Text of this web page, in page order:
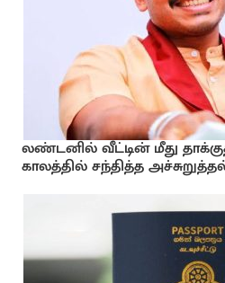
லண்டனில் வீட்டின் மீது
காலத்தில் சந்தித்த